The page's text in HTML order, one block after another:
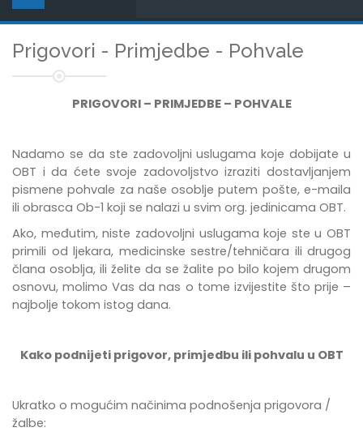
Prigovori - Primjedbe - Pohvale
PRIGOVORI – PRIMJEDBE – POHVALE
Nadamo se da ste zadovoljni uslugama koje dobijate u
OBT i da ćete svoje zadovoljstvo izraziti dostavljanjem
pismene pohvale za naše osoblje putem pošte, e-maila
ili obrasca Ob-1 koji se nalazi u svim org. jedinicama OBT.
Ako, međutim, niste zadovoljni uslugama koje ste u OBT
primili od ljekara, medicinske sestre/tehničara ili drugog
člana osoblja, ili želite da se žalite po bilo kojem drugom
osnovu, molimo Vas da nas o tome izvijestite što prije –
najbolje tokom istog dana.
Kako podnijeti prigovor, primjedbu ili pohvalu u OBT
Ukratko o mogućim načinima podnošenja prigovora /
žalbe: